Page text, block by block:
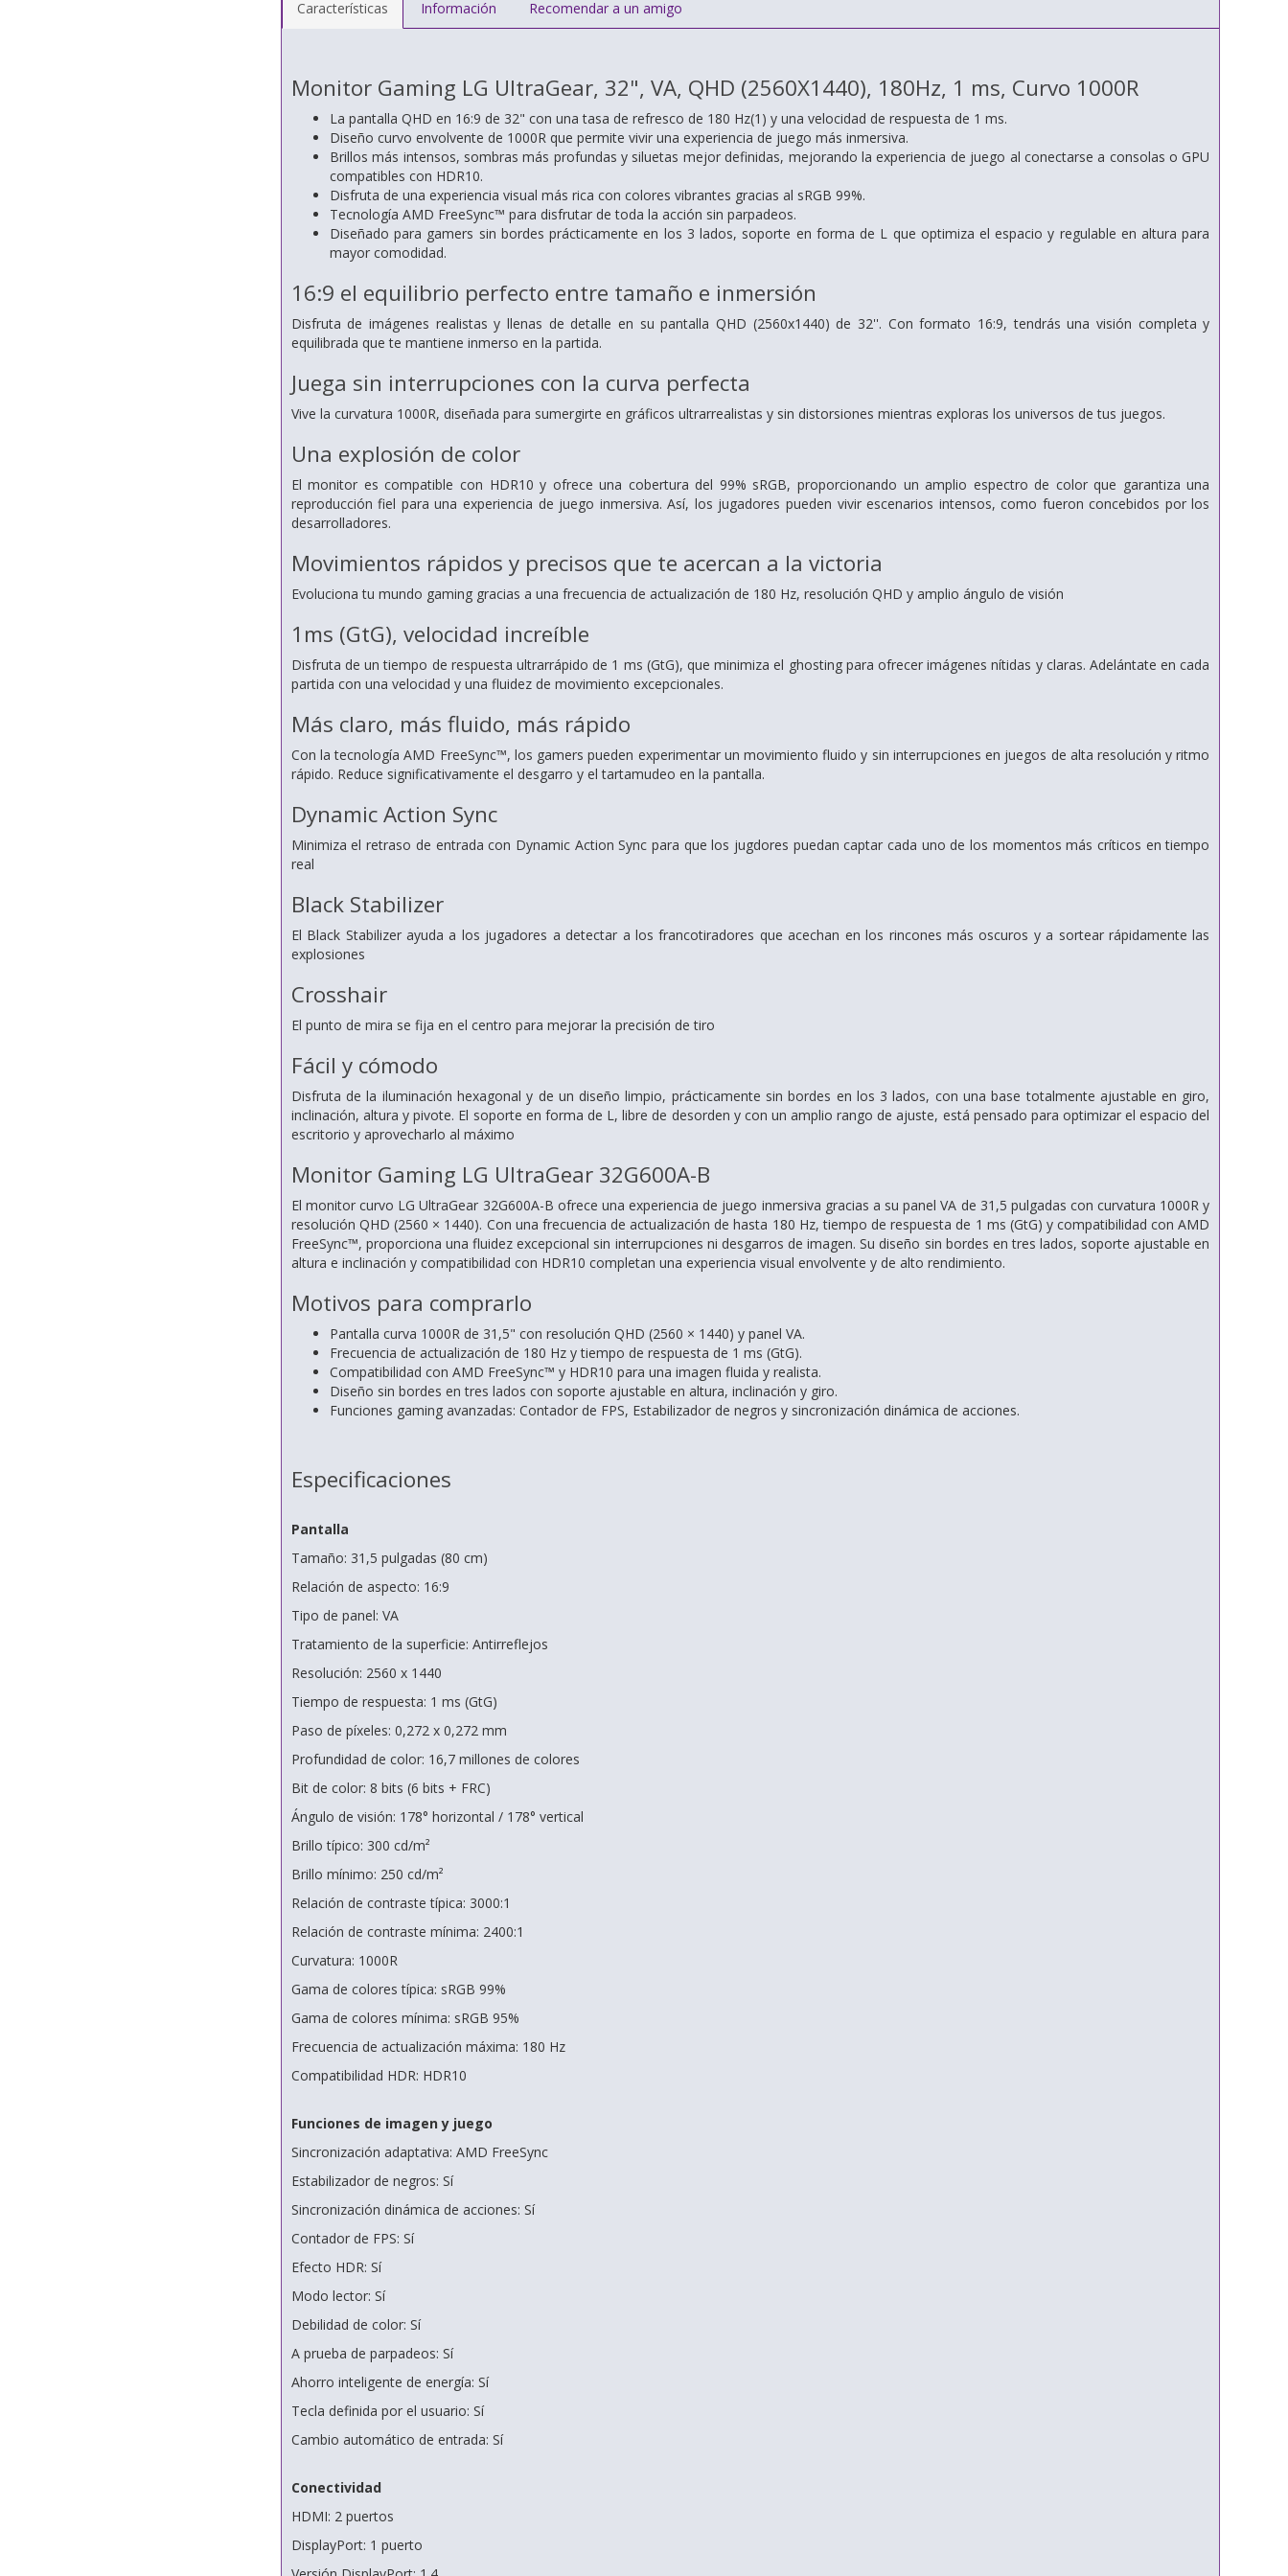
Características Información Recomendar a un amigo
Monitor Gaming LG UltraGear, 32", VA, QHD (2560X1440), 180Hz, 1 ms, Curvo 1000R
La pantalla QHD en 16:9 de 32" con una tasa de refresco de 180 Hz(1) y una velocidad de respuesta de 1 ms.
Diseño curvo envolvente de 1000R que permite vivir una experiencia de juego más inmersiva.
Brillos más intensos, sombras más profundas y siluetas mejor definidas, mejorando la experiencia de juego al conectarse a consolas o GPU
compatibles con HDR10.
Disfruta de una experiencia visual más rica con colores vibrantes gracias al sRGB 99%.
Tecnología AMD FreeSync™ para disfrutar de toda la acción sin parpadeos.
Diseñado para gamers sin bordes prácticamente en los 3 lados, soporte en forma de L que optimiza el espacio y regulable en altura para
mayor comodidad.
16:9 el equilibrio perfecto entre tamaño e inmersión
Disfruta de imágenes realistas y llenas de detalle en su pantalla QHD (2560x1440) de 32''. Con formato 16:9, tendrás una visión completa y
equilibrada que te mantiene inmerso en la partida.
Juega sin interrupciones con la curva perfecta
Vive la curvatura 1000R, diseñada para sumergirte en gráficos ultrarrealistas y sin distorsiones mientras exploras los universos de tus juegos.
Una explosión de color
El monitor es compatible con HDR10 y ofrece una cobertura del 99% sRGB, proporcionando un amplio espectro de color que garantiza una
reproducción fiel para una experiencia de juego inmersiva. Así, los jugadores pueden vivir escenarios intensos, como fueron concebidos por los
desarrolladores.
Movimientos rápidos y precisos que te acercan a la victoria
Evoluciona tu mundo gaming gracias a una frecuencia de actualización de 180 Hz, resolución QHD y amplio ángulo de visión
1ms (GtG), velocidad increíble
Disfruta de un tiempo de respuesta ultrarrápido de 1 ms (GtG), que minimiza el ghosting para ofrecer imágenes nítidas y claras. Adelántate en cada
partida con una velocidad y una fluidez de movimiento excepcionales.
Más claro, más fluido, más rápido
Con la tecnología AMD FreeSync™, los gamers pueden experimentar un movimiento fluido y sin interrupciones en juegos de alta resolución y ritmo
rápido. Reduce significativamente el desgarro y el tartamudeo en la pantalla.
Dynamic Action Sync
Minimiza el retraso de entrada con Dynamic Action Sync para que los jugdores puedan captar cada uno de los momentos más críticos en tiempo
real
Black Stabilizer
El Black Stabilizer ayuda a los jugadores a detectar a los francotiradores que acechan en los rincones más oscuros y a sortear rápidamente las
explosiones
Crosshair
El punto de mira se fija en el centro para mejorar la precisión de tiro
Fácil y cómodo
Disfruta de la iluminación hexagonal y de un diseño limpio, prácticamente sin bordes en los 3 lados, con una base totalmente ajustable en giro,
inclinación, altura y pivote. El soporte en forma de L, libre de desorden y con un amplio rango de ajuste, está pensado para optimizar el espacio del
escritorio y aprovecharlo al máximo
Monitor Gaming LG UltraGear 32G600A-B
El monitor curvo LG UltraGear 32G600A-B ofrece una experiencia de juego inmersiva gracias a su panel VA de 31,5 pulgadas con curvatura 1000R y
resolución QHD (2560 × 1440). Con una frecuencia de actualización de hasta 180 Hz, tiempo de respuesta de 1 ms (GtG) y compatibilidad con AMD
FreeSync™, proporciona una fluidez excepcional sin interrupciones ni desgarros de imagen. Su diseño sin bordes en tres lados, soporte ajustable en
altura e inclinación y compatibilidad con HDR10 completan una experiencia visual envolvente y de alto rendimiento.
Motivos para comprarlo
Pantalla curva 1000R de 31,5" con resolución QHD (2560 × 1440) y panel VA.
Frecuencia de actualización de 180 Hz y tiempo de respuesta de 1 ms (GtG).
Compatibilidad con AMD FreeSync™ y HDR10 para una imagen fluida y realista.
Diseño sin bordes en tres lados con soporte ajustable en altura, inclinación y giro.
Funciones gaming avanzadas: Contador de FPS, Estabilizador de negros y sincronización dinámica de acciones.
Especificaciones
Pantalla
Tamaño: 31,5 pulgadas (80 cm)
Relación de aspecto: 16:9
Tipo de panel: VA
Tratamiento de la superficie: Antirreflejos
Resolución: 2560 x 1440
Tiempo de respuesta: 1 ms (GtG)
Paso de píxeles: 0,272 x 0,272 mm
Profundidad de color: 16,7 millones de colores
Bit de color: 8 bits (6 bits + FRC)
Ángulo de visión: 178° horizontal / 178° vertical
Brillo típico: 300 cd/m²
Brillo mínimo: 250 cd/m²
Relación de contraste típica: 3000:1
Relación de contraste mínima: 2400:1
Curvatura: 1000R
Gama de colores típica: sRGB 99%
Gama de colores mínima: sRGB 95%
Frecuencia de actualización máxima: 180 Hz
Compatibilidad HDR: HDR10
Funciones de imagen y juego
Sincronización adaptativa: AMD FreeSync
Estabilizador de negros: Sí
Sincronización dinámica de acciones: Sí
Contador de FPS: Sí
Efecto HDR: Sí
Modo lector: Sí
Debilidad de color: Sí
A prueba de parpadeos: Sí
Ahorro inteligente de energía: Sí
Tecla definida por el usuario: Sí
Cambio automático de entrada: Sí
Conectividad
HDMI: 2 puertos
DisplayPort: 1 puerto